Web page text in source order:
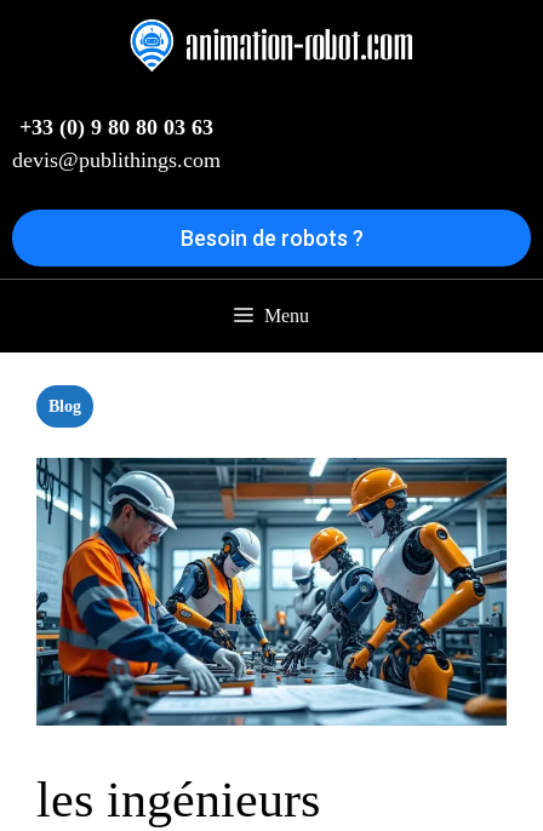
+33 (0) 9 80 80 03 63
devis@publithings.com
Besoin de robots ?
Menu
Blog
les ingénieurs